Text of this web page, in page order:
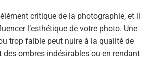
critique de la photographie, et il
l’esthétique de votre photo. Une
trop faible peut nuire à la qualité de
des ombres indésirables ou en rendant